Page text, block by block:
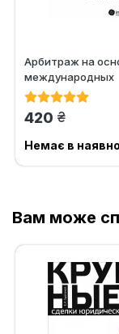
Арбитраж на
международных
инвестиционных
соглашений:
420 грн.
Немає в
Вам може